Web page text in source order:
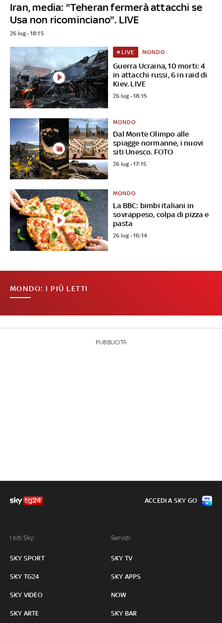
Iran, media: "Teheran fermerà attacchi se
Usa non ricominciano". LIVE
26 lug - 18:15
Guerra Ucraina, 10 morti: 4
in attacchi russi, 6 in raid di
Kiev. LIVE
LIVE MONDO
26 lug - 18:15
Dal Monte Olimpo alle
spiagge normanne, i nuovi
siti Unesco. FOTO
MONDO
26 lug - 17:15
La BBC: bimbi italiani in
sovrappeso, colpa di pizza e
pasta
MONDO
26 lug - 16:14
MONDO: I PIÙ LETTI
PUBBLICITÀ
I siti Sky:
SKY SPORT
SKY TG24
SKY VIDEO
SKY ARTE
Servizi:
SKY TV
SKY APPS
NOW
SKY BAR
ACCEDI A SKY GO